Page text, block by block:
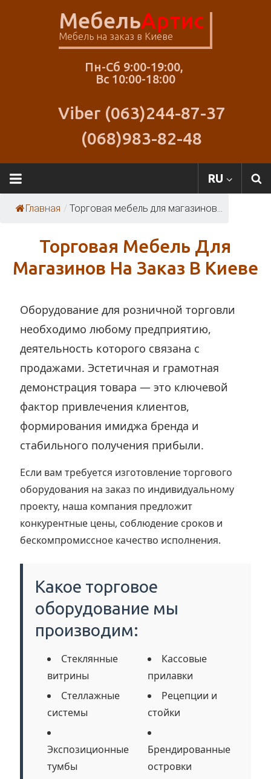
МебельАртис
Мебель на заказ в Киеве
Пн-Сб 9:00-19:00,
Вс 10:00-18:00
Viber (063)244-87-37
(068)983-82-48
RU
Главная / Торговая мебель для магазинов...
Торговая Мебель Для
Магазинов На Заказ В Киеве
Оборудование для розничной торговли
необходимо любому предприятию,
деятельность которого связана с
продажами. Эстетичная и грамотная
демонстрация товара — это ключевой
фактор привлечения клиентов,
формирования имиджа бренда и
стабильного получения прибыли.
Если вам требуется изготовление торгового
оборудования на заказ по индивидуальному
проекту, наша компания предложит
конкурентные цены, соблюдение сроков и
бескомпромиссное качество исполнения.
Какое торговое
оборудование мы
производим:
Стеклянные
витрины
Стеллажные
системы
Экспозиционные
тумбы
Кассовые
прилавки
Рецепции и
стойки
Брендированные
островки